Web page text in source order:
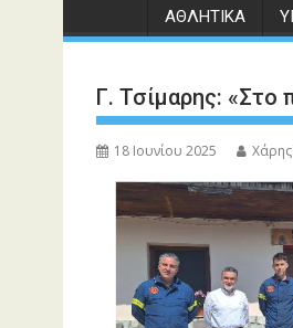
ΑΘΛΗΤΙΚΆ
Γ. Τσίμαρης: «Στο
18 Ιουνίου 2025